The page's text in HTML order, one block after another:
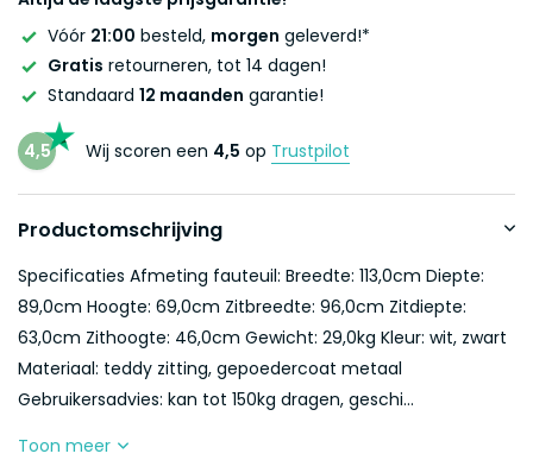
Vóór 21:00 besteld, morgen geleverd!*
Gratis retourneren, tot 14 dagen!
Standaard 12 maanden garantie!
4,5 Wij scoren een 4,5 op Trustpilot
Productomschrijving
Specificaties Afmeting fauteuil: Breedte: 113,0cm Diepte:
89,0cm Hoogte: 69,0cm Zitbreedte: 96,0cm Zitdiepte:
63,0cm Zithoogte: 46,0cm Gewicht: 29,0kg Kleur: wit, zwart
Materiaal: teddy zitting, gepoedercoat metaal
Gebruikersadvies: kan tot 150kg dragen, geschi...
Toon meer